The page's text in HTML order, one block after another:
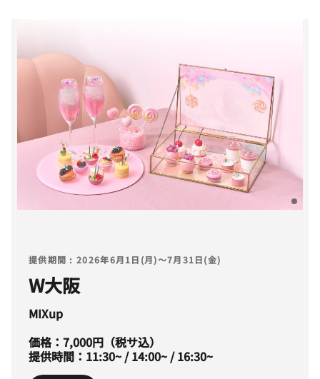
提供期間 : 2026年6月1日(月)～7月31日(金)
W大阪
MIXup
価格：7,000円（税サ込）
提供時間：11:30~ / 14:00~ / 16:30~